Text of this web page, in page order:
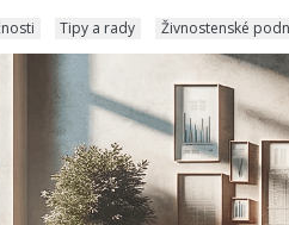
Tipy a rady Živnostenské